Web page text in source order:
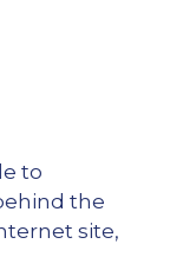
to
the
site,